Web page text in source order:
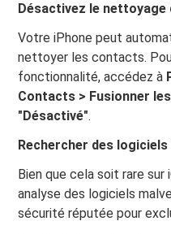
Désactivez le
Votre iPhone peut
nettoyer les contacts.
fonctionnalité, accédez à
Contacts > Fusionner
"Désactivé".
Rechercher des
Bien que cela soit rare sur
analyse des logiciels
sécurité réputée pour